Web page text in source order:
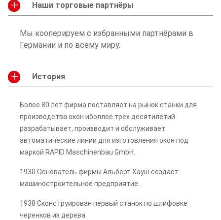
Наши торговые партнёры
Мы кооперируем с избранными партнёрами в
Германии и по всему миру.
История
Более 80 лет фирма поставляет на рынок станки для
производства окон иболлее трёх десятилетий
разрабатывает, производит и обслуживает
автоматические линии для изготовления окон под
маркой RAPID Maschinenbau GmbH.
1930 Основатель фирмы Альберт Хауш создаёт
машиностроительное предприятие.
1938 Сконструирован первый станок по шлифовке
черенков из дерева.